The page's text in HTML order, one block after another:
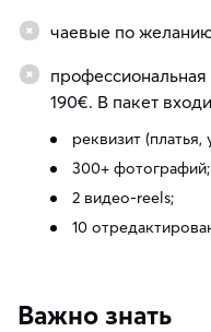
чаевые по
190€. В пакет
реквизит
300+ фотографий;
2 видео-reels;
10
Важно знать